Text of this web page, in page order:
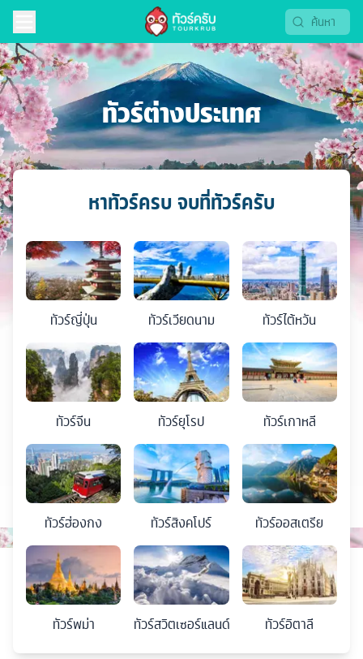
ทัวร์ต่างประเทศ
หาทัวร์ครบ จบที่ทัวร์ครับ
ทัวร์ญี่ปุ่น ทัวร์เวียดนาม ทัวร์ไต้หวัน
ทัวร์จีน ทัวร์ยุโรป ทัวร์เกาหลี
ทัวร์ฮ่องกง ทัวร์สิงคโปร์ ทัวร์ออสเตรีย
ทัวร์พม่า ทัวร์สวิตเซอร์แลนด์ ทัวร์อิตาลี